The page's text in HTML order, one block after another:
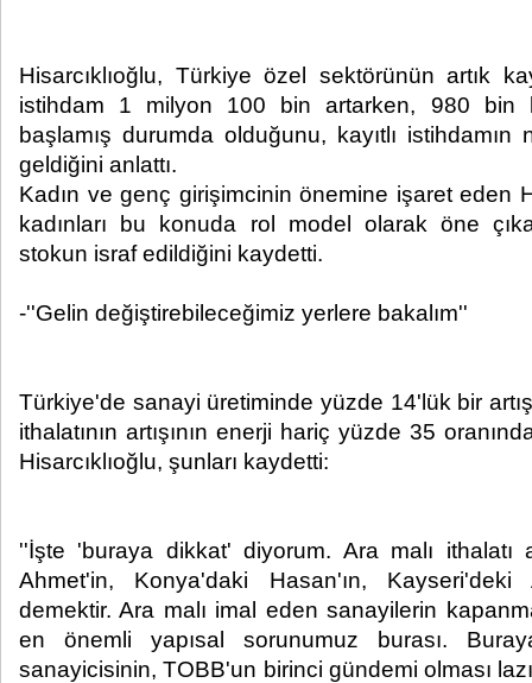
Hisarcıklıoğlu, Türkiye özel sektörünün artık
istihdam 1 milyon 100 bin artarken, 980 bin
başlamış durumda olduğunu, kayıtlı
geldiğini anlattı.
Kadın ve genç girişimcinin önemine işaret eden
kadınları bu konuda rol model olarak öne
stokun israf edildiğini kaydetti.
-''Gelin değiştirebileceğimiz yerlere bakalım''
Türkiye'de sanayi üretiminde yüzde 14'lük bir
ithalatının artışının enerji hariç yüzde 35
Hisarcıklıoğlu, şunları kaydetti:
''İşte 'buraya dikkat' diyorum. Ara malı ithalatı
Ahmet'in, Konya'daki Hasan'ın,
demektir. Ara malı imal eden sanayilerin
en önemli yapısal sorunumuz burası.
sanayicisinin, TOBB'un birinci gündemi olması